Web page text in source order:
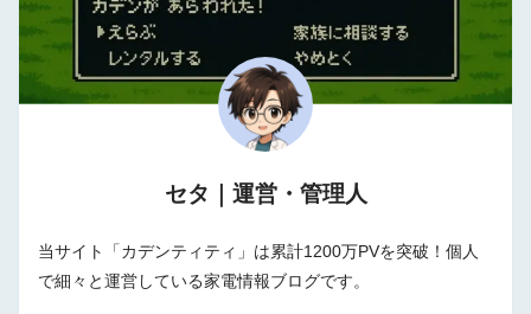
セタ｜運営・管理人
当サイト「カデンティティ」は累計1200万PVを突破！個人
で細々と運営している家電情報ブログです。